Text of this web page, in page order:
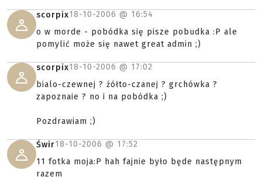
scorpix18-10-2006 @ 16:54
o w morde - pobódka się pisze pobudka :P ale
pomylić może się nawet great admin ;)
scorpix18-10-2006 @ 17:02
bialo-czewnej ? żółto-czanej ? grchówka ?
zapoznaie ? no i na pobódka ;)
Pozdrawiam ;)
Świr18-10-2006 @ 17:52
11 fotka moja:P hah fajnie było będe następnym
razem